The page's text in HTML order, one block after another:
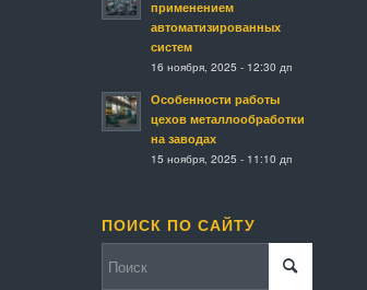
применением
автоматизированных
систем
16 ноября, 2025 - 12:30 дп
Особенности работы
цехов металлообработки
на заводах
15 ноября, 2025 - 11:10 дп
ПОИСК ПО САЙТУ